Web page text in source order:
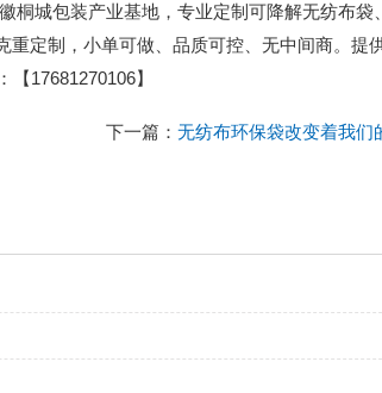
桐城包装产业基地，专业定制可降解无纺布袋
定制，小单可做、品质可控、无中间商。提
17681270106】
下一篇：无纺布环保袋改变着我们